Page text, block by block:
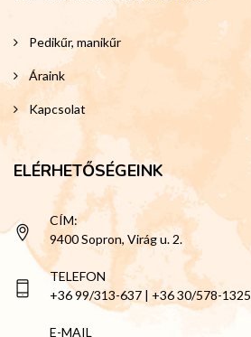
Pedikűr, manikűr
Áraink
Kapcsolat
ELÉRHETŐSÉGEINK
CÍM:
9400 Sopron, Virág u. 2.
TELEFON
+36 99/313-637 | +36 30/578-1325
E-MAIL